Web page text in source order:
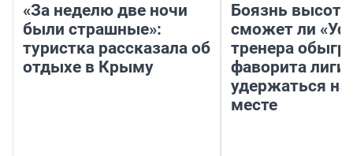
«За неделю две ночи
были страшные»:
туристка рассказала об
отдыхе в Крыму
Боязнь
сможет ли
тренера
фаворита лиги
удержаться
месте